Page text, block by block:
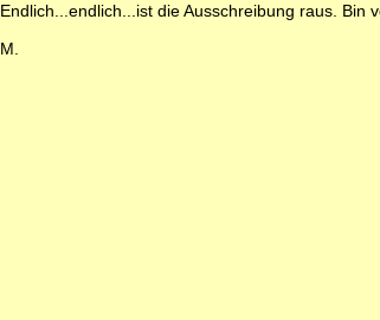
Endlich...endlich...ist die Ausschreibung raus. Bin
M.